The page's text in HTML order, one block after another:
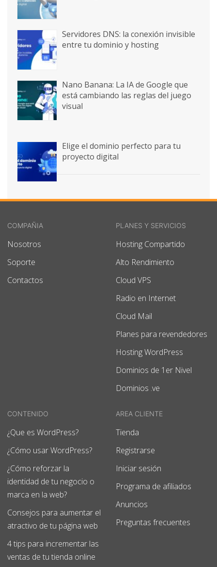
Servidores DNS: la conexión invisible
entre tu dominio y hosting
Nano Banana: La IA de Google que
está cambiando las reglas del juego
visual
Elige el dominio perfecto para tu
proyecto digital
COMPAÑIA
Nosotros
Soporte
Contactos
PLANES Y SERVICIOS
Hosting Compartido
Alto Rendimiento
Cloud VPS
Radio en Internet
Cloud Mail
Planes para revendedores
Hosting WordPress
Dominios de 1er Nivel
Dominios .ve
CONTENIDO
¿Que es WordPress?
¿Cómo usar WordPress?
¿Cómo reforzar la
identidad de tu negocio o
marca en la web?
Consejos para aumentar el
atractivo de tu página web
4 tips para incrementar las
ventas de tu tienda online
AREA CLIENTE
Tienda
Registrarse
Iniciar sesión
Programa de afiliados
Anuncios
Preguntas frecuentes